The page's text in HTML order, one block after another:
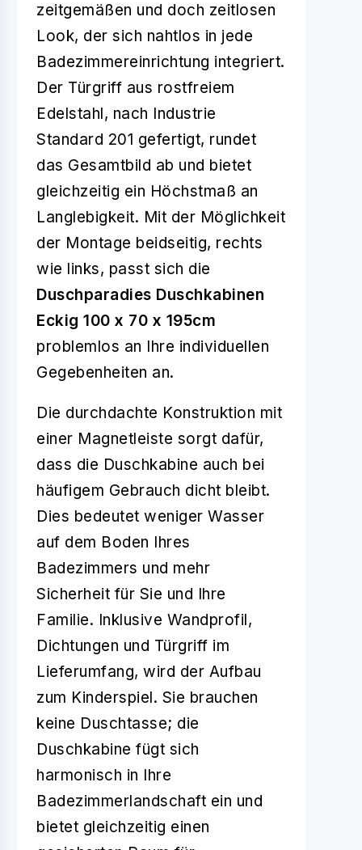
zeitgemäßen und doch zeitlosen
Look, der sich nahtlos in jede
Badezimmereinrichtung integriert.
Der Türgriff aus rostfreiem
Edelstahl, nach Industrie
Standard 201 gefertigt, rundet
das Gesamtbild ab und bietet
gleichzeitig ein Höchstmaß an
Langlebigkeit. Mit der Möglichkeit
der Montage beidseitig, rechts
wie links, passt sich die
Duschparadies Duschkabinen
Eckig 100 x 70 x 195cm
problemlos an Ihre individuellen
Gegebenheiten an.
Die durchdachte Konstruktion mit
einer Magnetleiste sorgt dafür,
dass die Duschkabine auch bei
häufigem Gebrauch dicht bleibt.
Dies bedeutet weniger Wasser
auf dem Boden Ihres
Badezimmers und mehr
Sicherheit für Sie und Ihre
Familie. Inklusive Wandprofil,
Dichtungen und Türgriff im
Lieferumfang, wird der Aufbau
zum Kinderspiel. Sie brauchen
keine Duschtasse; die
Duschkabine fügt sich
harmonisch in Ihre
Badezimmerlandschaft ein und
bietet gleichzeitig einen